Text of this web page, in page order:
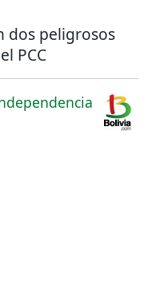
dos peligrosos
PCC